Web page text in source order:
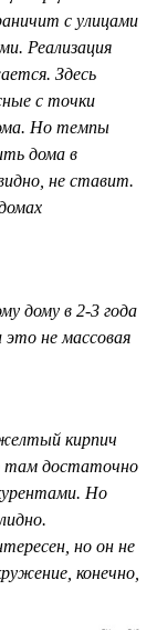
с улицами
Реализация
Здесь
с точки
Но темпы
дома в
не ставит.
дому в 2-3 года
не массовая
кирпич
там достаточно
Но
но он не
конечно,